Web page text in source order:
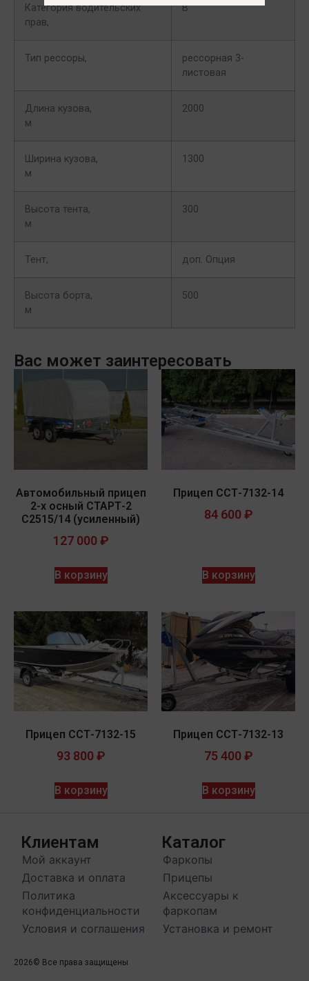
Категория водительских
прав,
B
Тип рессоры,
рессорная 3-
листовая
Длина кузова,
м
2000
Ширина кузова,
м
1300
Высота тента,
м
300
Тент, доп. Опция
Высота борта,
м
500
Вас может заинтересовать
Автомобильный прицеп
2-х осный СТАРТ-2
С2515/14 (усиленный)
127 000 ₽
В корзину
Прицеп ССТ-7132-14
84 600 ₽
В корзину
Прицеп ССТ-7132-15
93 800 ₽
В корзину
Прицеп ССТ-7132-13
75 400 ₽
В корзину
Клиентам
Мой аккаунт
Доставка и оплата
Политика
конфиденциальности
Условия и соглашения
Каталог
Фаркопы
Прицепы
Аксессуары к
фаркопам
Установка и ремонт
2026© Все права защищены